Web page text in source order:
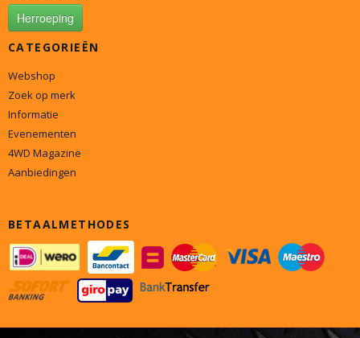
Herroeping
CATEGORIEËN
Webshop
Zoek op merk
Informatie
Evenementen
4WD Magazine
Aanbiedingen
BETAALMETHODES